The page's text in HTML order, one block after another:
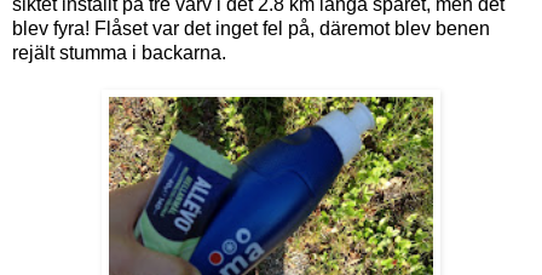
blev fyra! Flåset var det inget fel på, däremot blev benen
rejält stumma i backarna.